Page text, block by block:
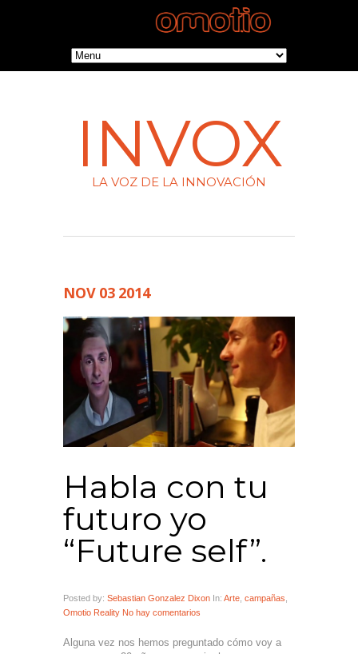
INVOX
LA VOZ DE LA INNOVACIÓN
NOV 03 2014
Habla con tu
futuro yo
“Future self”.
Posted by: Sebastian Gonzalez Dixon In: Arte campañas
Omotio Reality No hay comentarios
Alguna vez nos hemos preguntado cómo voy a